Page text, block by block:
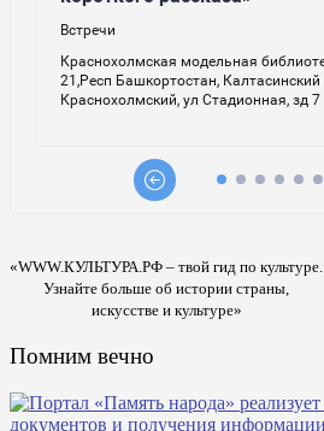
«WWW.КУЛЬТУРА.РФ – твой гид по культуре.
Узнайте больше об истории страны,
искусстве и культуре»
Помним вечно